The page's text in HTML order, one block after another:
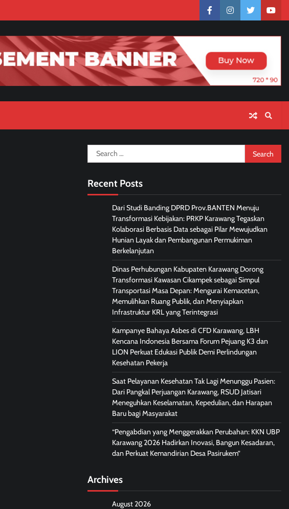
facebookinstagramtwitter
Search
for:
Recent Posts
Dari Studi Banding DPRD Prov.BANTEN Menuju
Transformasi Kebijakan: PRKP Karawang Tegaskan
Kolaborasi Berbasis Data sebagai Pilar Mewujudkan
Hunian Layak dan Pembangunan Permukiman
Berkelanjutan
Dinas Perhubungan Kabupaten Karawang Dorong
Transformasi Kawasan Cikampek sebagai Simpul
Transportasi Masa Depan: Mengurai Kemacetan,
Memulihkan Ruang Publik, dan Menyiapkan
Infrastruktur KRL yang Terintegrasi
Kampanye Bahaya Asbes di CFD Karawang, LBH
Kencana Indonesia Bersama Forum Pejuang K3 dan
LION Perkuat Edukasi Publik Demi Perlindungan
Kesehatan Pekerja
Saat Pelayanan Kesehatan Tak Lagi Menunggu Pasien:
Dari Pangkal Perjuangan Karawang, RSUD Jatisari
Meneguhkan Keselamatan, Kepedulian, dan Harapan
Baru bagi Masyarakat
“Pengabdian yang Menggerakkan Perubahan: KKN UBP
Karawang 2026 Hadirkan Inovasi, Bangun Kesadaran,
dan Perkuat Kemandirian Desa Pasirukem”
Archives
August 2026